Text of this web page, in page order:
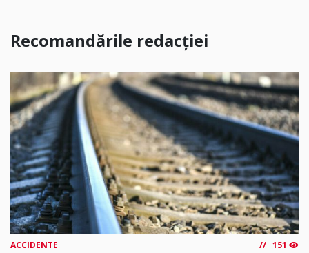
Recomandările redacției
ACCIDENTE 151